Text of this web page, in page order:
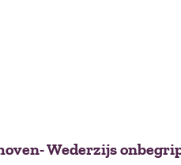
Wederzijs